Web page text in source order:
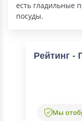
есть гладильные
посуды.
Рейтинг -
Мы